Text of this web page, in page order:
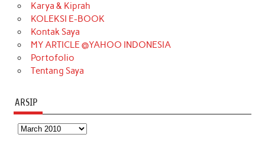
k
a
m
Karya & Kiprah
KOLEKSI E-BOOK
Kontak Saya
MY ARTICLE @YAHOO INDONESIA
Portofolio
Tentang Saya
ARSIP
Arsip